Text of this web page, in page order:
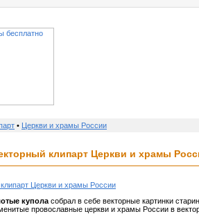
• Церкви и храмы России
клипарт Церкви и храмы
Церкви и храмы России
купола собрал в себе векторные картинки
провославные церкви и храмы России в